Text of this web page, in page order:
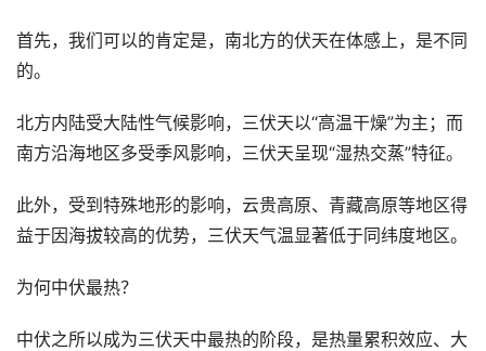
首先，我们可以的肯定是，南北方的伏天在体感上，是不同
的。
北方内陆受大陆性气候影响，三伏天以“高温干燥”为主；而
南方沿海地区多受季风影响，三伏天呈现“湿热交蒸”特征。
此外，受到特殊地形的影响，云贵高原、青藏高原等地区得
益于因海拔较高的优势，三伏天气温显著低于同纬度地区。
为何中伏最热？
中伏之所以成为三伏天中最热的阶段，是热量累积效应、大